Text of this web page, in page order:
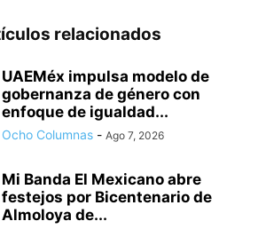
relacionados
UAEMéx impulsa modelo de
gobernanza de género con
enfoque de igualdad...
Ocho Columnas - Ago 7, 2026
Mi Banda El Mexicano abre
festejos por Bicentenario de
Almoloya de...